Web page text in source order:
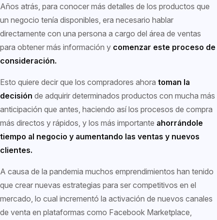
Años atrás, para conocer más detalles de los productos que
un negocio tenía disponibles, era necesario hablar
directamente con una persona a cargo del área de ventas
para obtener más información y comenzar este proceso de
consideración.
Esto quiere decir que los compradores ahora toman la
decisión de adquirir determinados productos con mucha más
anticipación que antes, haciendo así los procesos de compra
más directos y rápidos, y los más importante ahorrándole
tiempo al negocio y aumentando las ventas y nuevos
clientes.
A causa de la pandemia muchos emprendimientos han tenido
que crear nuevas estrategias para ser competitivos en el
mercado, lo cual incrementó la activación de nuevos canales
de venta en plataformas como Facebook Marketplace,